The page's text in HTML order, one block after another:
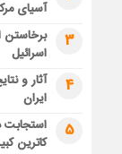
آسیای
3
برخاستن
اسرائیل
4
آثار و
ایران
5
استجابت
کاترین